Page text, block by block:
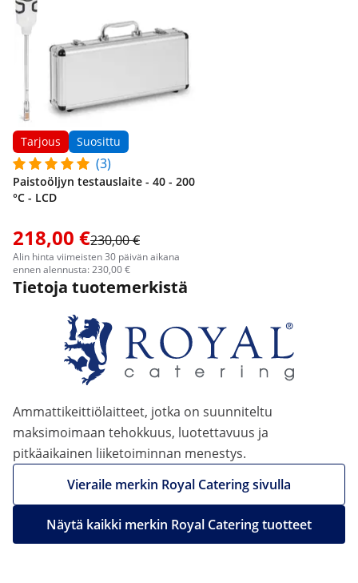
Tarjous Suosittu
(3)
Paistoöljyn testauslaite - 40 - 200
°C - LCD
218,00 €230,00 €
Alin hinta viimeisten 30 päivän aikana
ennen alennusta: 230,00 €
Tietoja tuotemerkistä
Ammattikeittiölaitteet, jotka on suunniteltu
maksimoimaan tehokkuus, luotettavuus ja
pitkäaikainen liiketoiminnan menestys.
Vieraile merkin Royal Catering sivulla
Näytä kaikki merkin Royal Catering tuotteet